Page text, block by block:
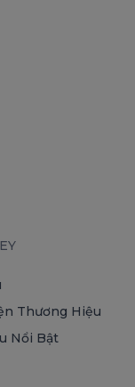
Thương Hiệu
Nổi Bật